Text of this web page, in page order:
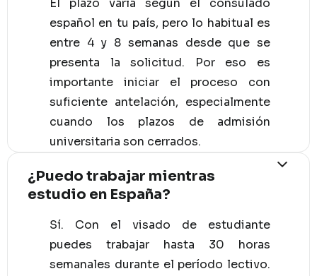
El plazo varía según el consulado
español en tu país, pero lo habitual es
entre 4 y 8 semanas desde que se
presenta la solicitud. Por eso es
importante iniciar el proceso con
suficiente antelación, especialmente
cuando los plazos de admisión
universitaria son cerrados.
¿Puedo trabajar mientras
estudio en España?
Sí. Con el visado de estudiante
puedes trabajar hasta 30 horas
semanales durante el período lectivo.